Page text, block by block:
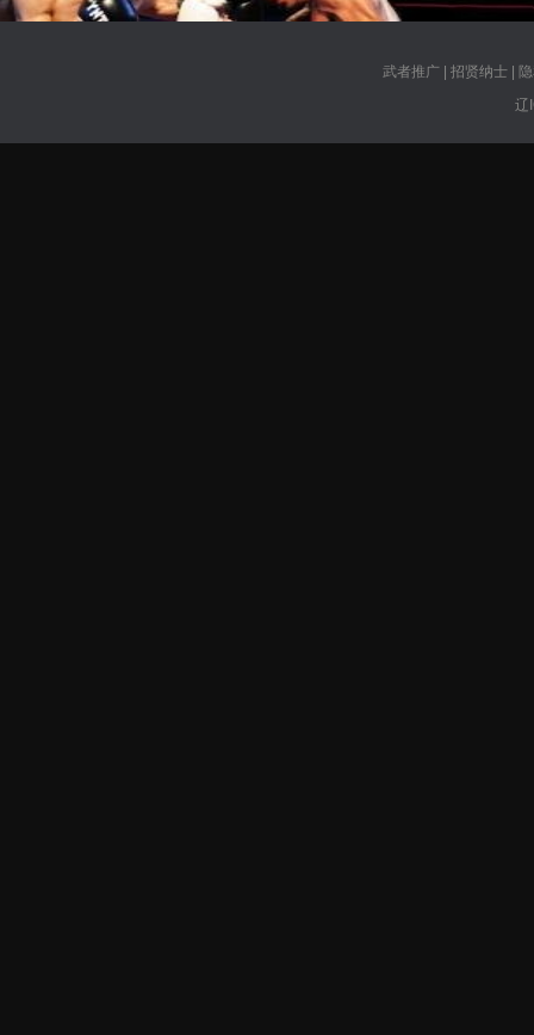
武者推广| 招贤纳士|
辽